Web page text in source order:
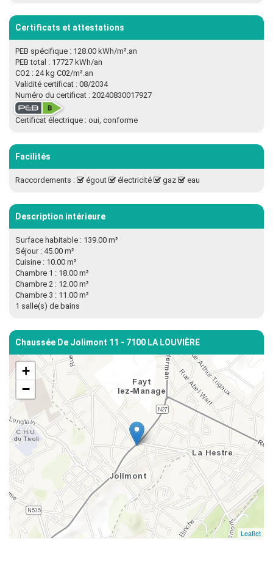
Certificats et attestations
PEB spécifique : 128.00 kWh/m².an
PEB total : 17727 kWh/an
CO2 : 24 kg C02/m².an
Validité certificat : 08/2034
Numéro du certificat : 20240830017927
Certificat électrique : oui, conforme
Facilités
Raccordements : égout électricité gaz eau
Description intérieure
Surface habitable : 139.00 m²
Séjour : 45.00 m²
Cuisine : 10.00 m²
Chambre 1 : 18.00 m²
Chambre 2 : 12.00 m²
Chambre 3 : 11.00 m²
1 salle(s) de bains
Chaussée De Jolimont 11 - 7100 LA LOUVIÈRE
+
−
Leaflet